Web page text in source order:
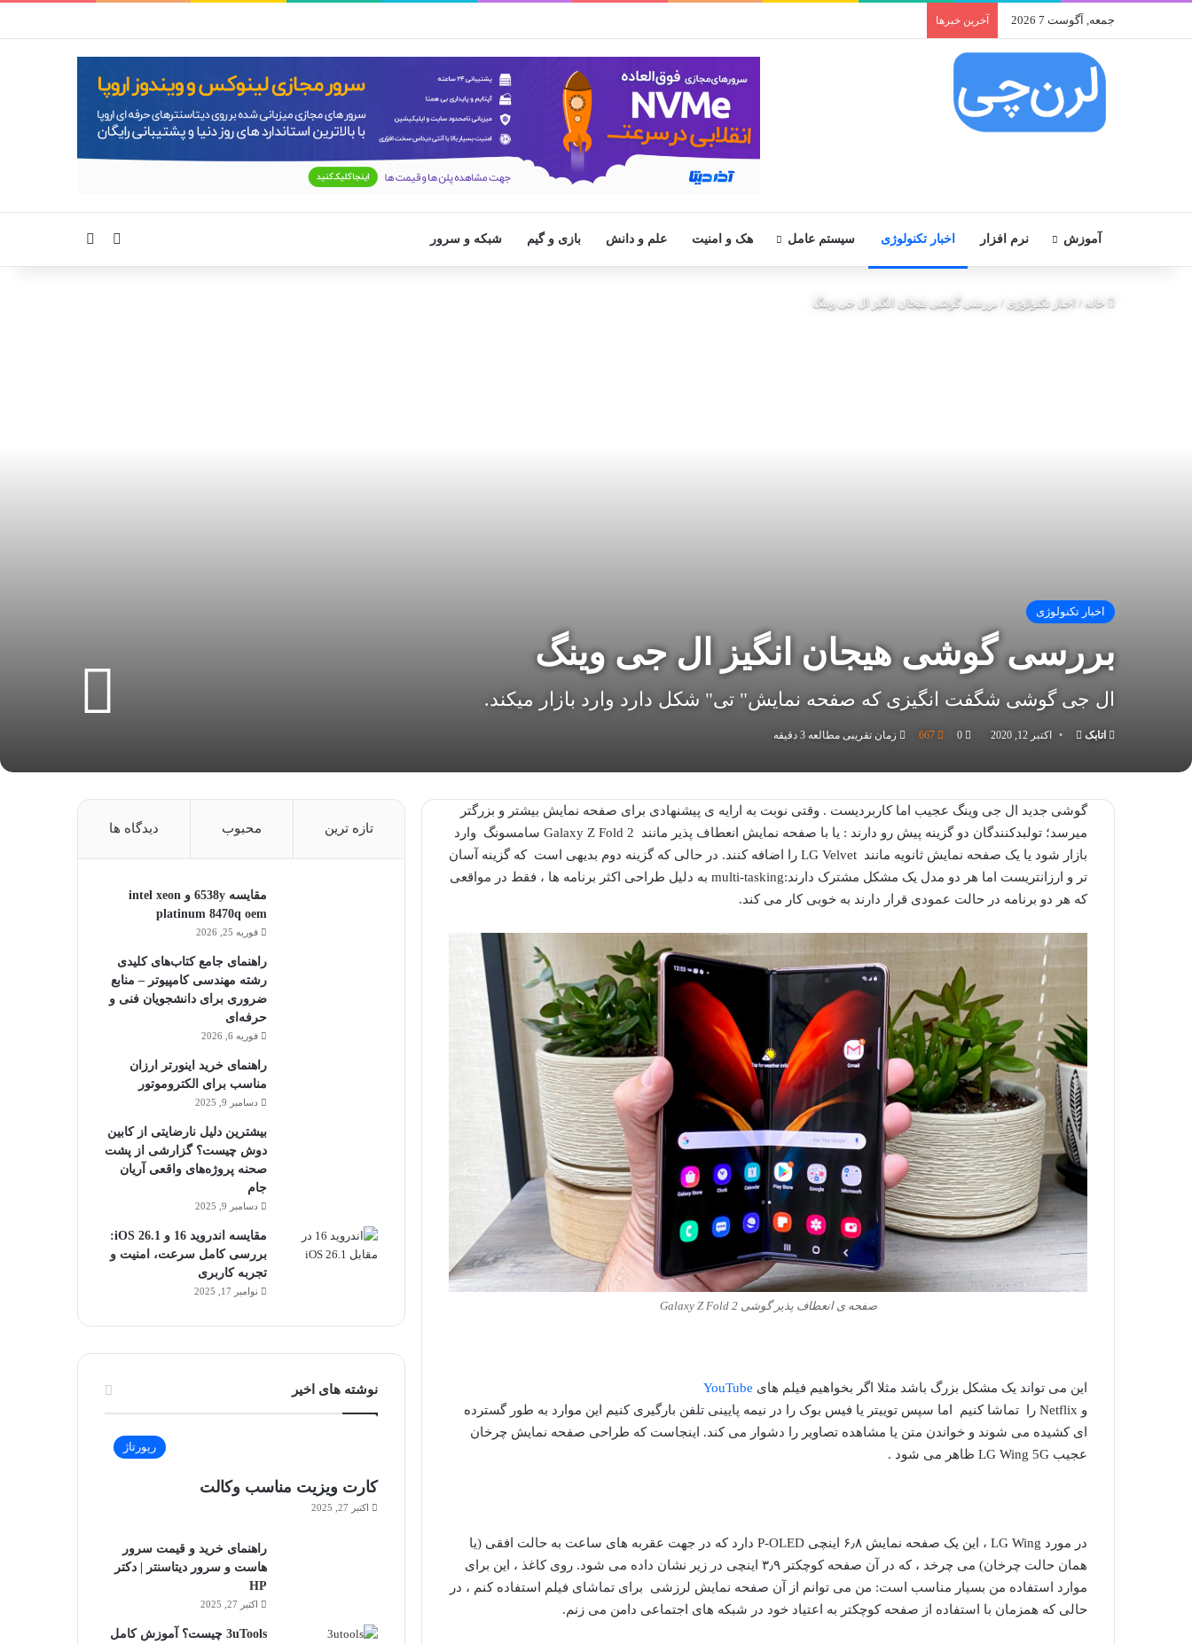
جمعه, آگوست 7 2026 آخرین خبرها
آموزش نرم افزار اخبار تکنولوژی سیستم عامل هک و امنیت علم و دانش بازی و گیم شبکه و سرور سایدبار
خانه / اخبار تکنولوژی / بررسی گوشی هیجان انگیز ال جی وینگ
اخبار تکنولوژی
بررسی گوشی هیجان انگیز ال جی وینگ
ال جی گوشی شگفت انگیزی که صفحه نمایش" تی" شکل دارد وارد بازار میکند.
اتابک
ارسالاکتبر 12, 2020 0
667 زمان تقریبی مطالعه 3 دقیقه
گوشی جدید ال جی وینگ عجیب اما کاربردیست . وقتی نوبت به ارایه ی پیشنهادی برای صفحه نمایش بیشتر و بزرگتر
میرسد؛ تولبدکنندگان دو گزینه پیش رو دارند :
یا با صفحه نمایش انعطاف پذیر مانند Galaxy Z Fold 2 سامسونگ وارد
بازار شود یا یک صفحه نمایش ثانویه مانند LG V elvet را اضافه کنند.
در حالی که گزینه دوم بدیهی است که گزینه آسان
تر و ارزانتریست اما هر دو مدل یک مشکل مشترک دارند:multi-tasking به دلیل طراحی اکثر برنامه ها ، فقط در مواقعی
که هر دو برنامه در حالت عمودی قرار دارند به خوبی کار می کند.
صفحه ی انعطاف پذیر گوشی Galaxy Z Fold 2
این می تواند یک مشکل بزرگ باشد مثلا اگر بخواهیم فیلم های YouTube
و Netflix را تماشا کنیم اما سپس توییتر یا فیس بوک را در نیمه پایینی تلفن بارگیری کنیم این موارد به طور گسترده
ای کشیده می شوند و خواندن متن یا مشاهده تصاویر را دشوار می کند.
اینجاست که طراحی صفحه نمایش چرخان
عجیب LG Wing 5G ظاهر می شود .
در مورد LG Wing ، این یک صفحه نمایش ۶٫۸ اینچی P-OLED دارد که در جهت عقربه های ساعت به حالت افقی (یا
همان حالت چرخان) می چرخد ​​، که در آن صفحه کوچکتر ۳٫۹ اینچی در زیر نشان داده می شود.
روی کاغذ ، این برای
موارد استفاده من بسیار مناسب است: من می توانم از آن صفحه نمایش لرزشی برای تماشای فیلم استفاده کنم ، در
حالی که همزمان با استفاده از صفحه کوچکتر به اعتیاد خود در شبکه های اجتماعی دامن می زنم.
تازه ترین محبوب دیدگاه ها
مقایسه 6538y و intel xeon
platinum 8470q oem
فوریه 25, 2026
راهنمای جامع کتاب‌های کلیدی
رشته مهندسی کامپیوتر – منابع
ضروری برای دانشجویان فنی و
حرفه‌ای
فوریه 6, 2026
راهنمای خرید اینورتر ارزان
مناسب برای الکتروموتور
دسامبر 9, 2025
بیشترین دلیل نارضایتی از کابین
دوش چیست؟ گزارشی از پشت
صحنه پروژه‌های واقعی آریان
جام
دسامبر 9, 2025
مقایسه اندروید 16 و iOS 26.1:
بررسی کامل سرعت، امنیت و
تجربه کاربری
نوامبر 17, 2025
نوشته های اخیر
رپورتاژ
کارت ویزیت مناسب وکالت
اکتبر 27, 2025
راهنمای خرید و قیمت سرور
هاست و سرور دیتاسنتر | دکتر
HP
اکتبر 27, 2025
3uTools چیست؟ آموزش کامل